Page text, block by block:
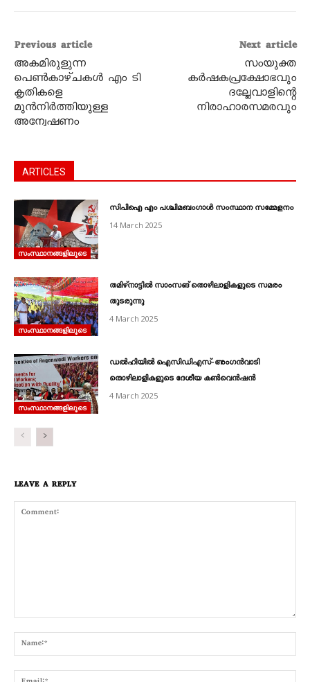
Previous article
അകമിരുളുന്ന
പെൺകാഴ്ചകൾ എം ടി
കൃതികളെ
മുൻനിർത്തിയുള്ള
അന്വേഷണം
Next article
സംയുക്ത
കർഷകപ്രക്ഷോഭവും
ദല്ലേവാളിന്റെ
നിരാഹാരസമരവും
ARTICLES
സംസ്ഥാനങ്ങളിലൂടെ
സിപിഐ എം പശ്ചിമബംഗാൾ സംസ്ഥാന സമ്മേളനം
14 March 2025
സംസ്ഥാനങ്ങളിലൂടെ
തമിഴ്‌നാട്ടിൽ സാംസങ്‌ തൊഴിലാളികളുടെ സമരം
തുടരുന്നു
4 March 2025
സംസ്ഥാനങ്ങളിലൂടെ
ഡൽഹിയിൽ ഐസിഡിഎസ്‌‐അംഗൻവാടി
തൊഴിലാളികളുടെ ദേശീയ കൺവെൻഷൻ
4 March 2025
LEAVE A REPLY